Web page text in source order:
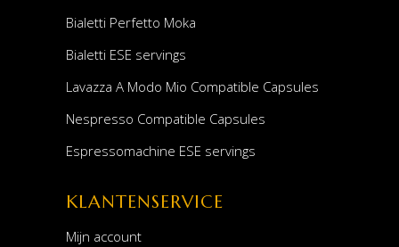
Bialetti Perfetto Moka
Bialetti ESE servings
Lavazza A Modo Mio Compatible Capsules
Nespresso Compatible Capsules
Espressomachine ESE servings
KLANTENSERVICE
Mijn account